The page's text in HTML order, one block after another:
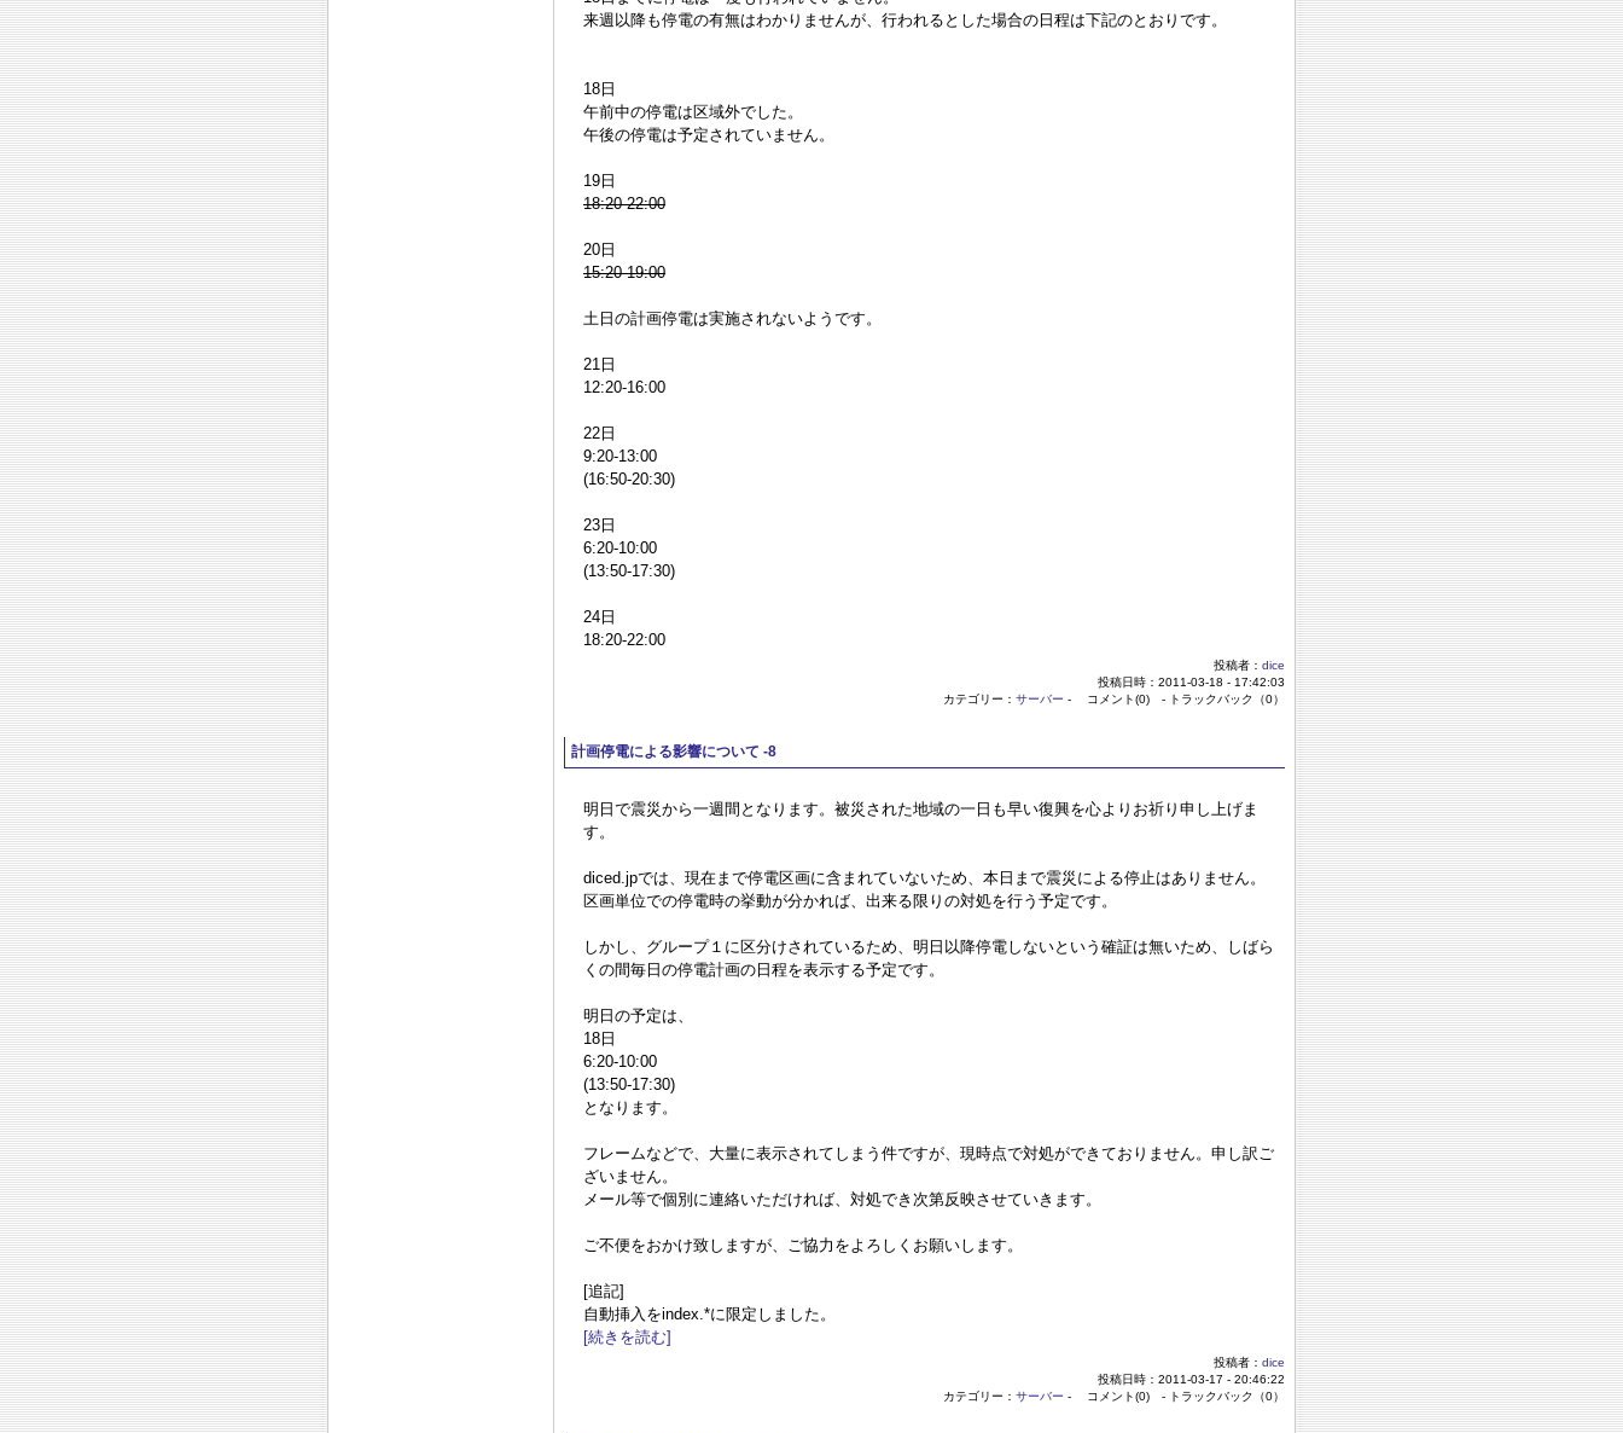
来週以降も停電の有無はわかりませんが、行われるとした場合の日程は下記のとおりです。
18日
午前中の停電は区域外でした。
午後の停電は予定されていません。
19日
18:20-22:00
20日
15:20-19:00
土日の計画停電は実施されないようです。
21日
12:20-16:00
22日
9:20-13:00
(16:50-20:30)
23日
6:20-10:00
(13:50-17:30)
24日
18:20-22:00
投稿者： dice
投稿日時：2011-03-18 - 17:42:03
カテゴリー： サーバー - コメント(0) - トラックバック（0）
計画停電による影響について -8
明日で震災から一週間となります。被災された地域の一日も早い復興を心よりお祈り申し上げま
す。
diced.jpでは、現在まで停電区画に含まれていないため、本日まで震災による停止はありません。
区画単位での停電時の挙動が分かれば、出来る限りの対処を行う予定です。
しかし、グループ１に区分けされているため、明日以降停電しないという確証は無いため、しばら
くの間毎日の停電計画の日程を表示する予定です。
明日の予定は、
18日
6:20-10:00
(13:50-17:30)
となります。
フレームなどで、大量に表示されてしまう件ですが、現時点で対処ができておりません。申し訳ご
ざいません。
メール等で個別に連絡いただければ、対処でき次第反映させていきます。
ご不便をおかけ致しますが、ご協力をよろしくお願いします。
[追記]
自動挿入をindex.*に限定しました。
[続きを読む]
投稿者： dice
投稿日時：2011-03-17 - 20:46:22
カテゴリー： サーバー - コメント(0) - トラックバック（0）